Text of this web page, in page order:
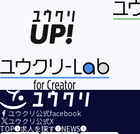
ユウクリ公式facebook
ユウクリ公式X
TOP 求人を探す NEWS